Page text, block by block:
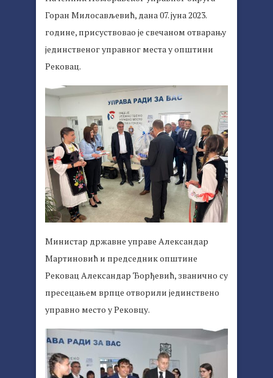
Горан Милосављевић, дана 07. јуна 2023.
године, присуствовао је свечаном отварању
јединственог управног места у општини
Рековац.
Министар државне управе Александар
Мартиновић и председник општине
Рековац Александар Ђорђевић, званично су
пресецањем врпце отворили јединствено
управно место у Рековцу.